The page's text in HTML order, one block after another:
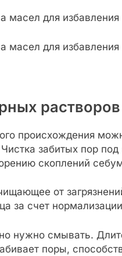
растворов
происхождения
забитых пор
скоплений
от
за счет
нужно смывать.
поры,